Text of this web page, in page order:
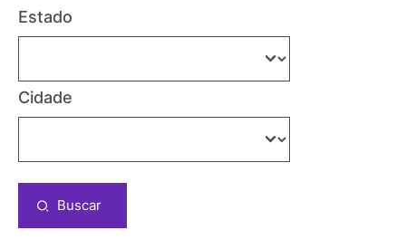
Estado
Cidade
Buscar